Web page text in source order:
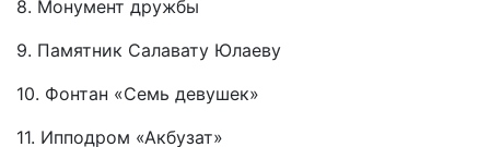
8. Монумент дружбы
9. Памятник Салавату Юлаеву
10. Фонтан «Семь девушек»
11. Ипподром «Акбузат»